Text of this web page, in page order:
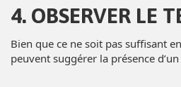
4. OBSERVER LE
Bien que ce ne soit pas suffisant
peuvent suggérer la présence